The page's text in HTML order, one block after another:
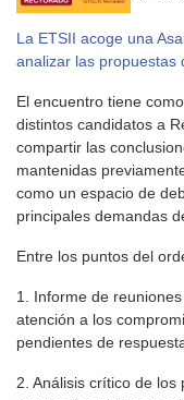
La ETSII acoge una
analizar las propuestas
El encuentro tiene
distintos candidatos a
compartir las
mantenidas
como un espacio de
principales demandas
Entre los puntos del
1. Informe de
atención a los
pendientes de
2. Análisis crítico de